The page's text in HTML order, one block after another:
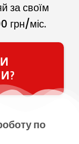
за своїм
грн/міс.
по